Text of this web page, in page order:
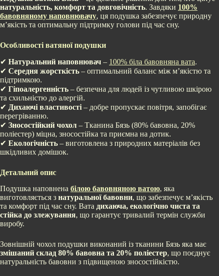
натуральність, комфорт та довговічність. Завдяки 100%
бавовняному наповнювачу, ця подушка забезпечує природну
м’якість та оптимальну підтримку голови під час сну.
Особливості ватяної подушки
✔ Натуральний наповнювач – 100% біла бавовняна вата.
✔ Середня жорсткість – оптимальний баланс між м’якістю та
підтримкою.
✔ Гіпоалергенність – безпечна для людей із чутливою шкірою
та схильністю до алергій.
✔ Дихаючі властивості – добре пропускає повітря, запобігає
перегріванню.
✔ Зносостійкий чохол – Тканина Бязь (80% бавовна, 20%
поліестер) міцна, зносостійка та приємна на дотик.
✔ Екологічність – виготовлена з природних матеріалів без
шкідливих домішок.
Детальний опис
Подушка наповнена білою бавовняною ватою, яка
виготовляється з натуральної бавовни, що забезпечує м’якість
та комфорт під час сну. Вата дихаюча, екологічно чиста та
стійка до злежування, що гарантує тривалий термін служби
виробу.
Зовнішній чохол подушки виконаний із тканини Бязь яка має
змішаний склад 80% бавовна та 20% поліестер, що поєднує
натуральність бавовни з підвищеною зносостійкістю.